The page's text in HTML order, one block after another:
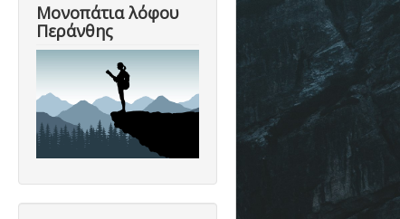
Μονοπάτια λόφου
Περάνθης